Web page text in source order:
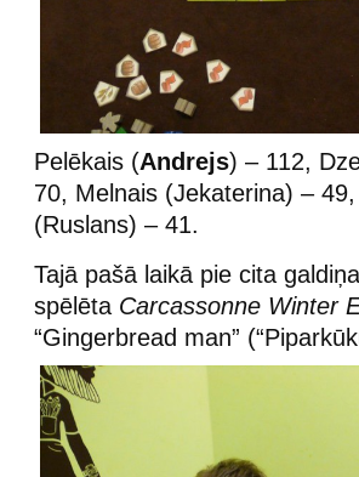
Pelēkais (Andrejs) – 112,
70, Melnais (Jekaterina) –
(Ruslans) – 41.
Tajā pašā laikā pie cita
spēlēta Carcassonne Winter
“Gingerbread man”